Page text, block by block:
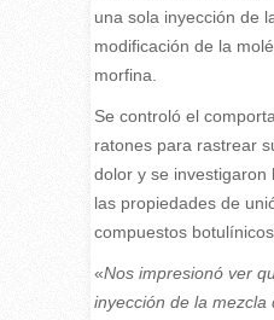
una sola inyección de
modificación de la
morfina.
Se controló el
ratones para rastrear
dolor y se investigaron
las propiedades de
compuestos
«Nos impresionó ver
inyección de la mezcla